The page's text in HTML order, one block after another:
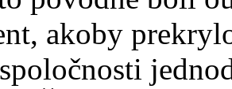
akoby